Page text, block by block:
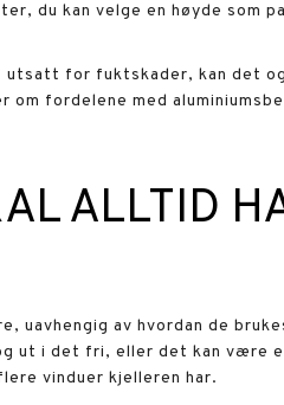
du kan velge en høyde som
for fuktskader, kan det
fordelene med
ALLTID
uavhengig av hvordan de
ut i det fri, eller det kan være
vinduer kjelleren har.